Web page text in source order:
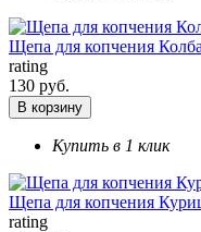
Щепа для копчения
rating
130 руб.
В корзину
Купить в 1 клик
Щепа для копчения
rating